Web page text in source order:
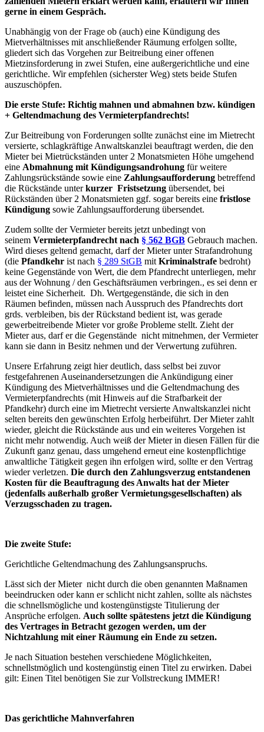
gerne in einem Gespräch.
Unabhängig von der Frage ob (auch) eine Kündigung des
Mietverhältnisses mit anschließender Räumung erfolgen sollte,
gliedert sich das Vorgehen zur Beitreibung einer offenen
Mietzinsforderung in zwei Stufen, eine außergerichtliche und eine
gerichtliche. Wir empfehlen (sicherster Weg) stets beide Stufen
auszuschöpfen.
Die erste Stufe: Richtig mahnen und abmahnen bzw. kündigen
+ Geltendmachung des Vermieterpfandrechts!
Zur Beitreibung von Forderungen sollte zunächst eine im Mietrecht
versierte, schlagkräftige Anwaltskanzlei beauftragt werden, die den
Mieter bei Mietrückständen unter 2 Monatsmieten Höhe umgehend
eine Abmahnung mit Kündigungsandrohung für weitere
Zahlungsrückstände sowie eine Zahlungsaufforderung betreffend
die Rückstände unterkurzer Fristsetzung übersendet, bei
Rückständen über 2 Monatsmieten ggf. sogar bereits eine fristlose
Kündigung sowie Zahlungsaufforderung übersendet.
Zudem sollte der Vermieter bereits jetzt unbedingt von
seinem Vermieterpfandrecht nach § 562 BGB Gebrauch machen.
Wird dieses geltend gemacht, darf der Mieter unter Strafandrohung
(die Pfandkehr ist nach § 289 StGB mit Kriminalstrafe bedroht)
keine Gegenstände von Wert, die dem Pfandrecht unterliegen, mehr
aus der Wohnung / den Geschäftsräumen verbringen., es sei denn er
leistet eine Sicherheit. Dh. Wertgegenstände, die sich in den
Räumen befinden, müssen nach Ausspruch des Pfandrechts dort
grds. verbleiben, bis der Rückstand bedient ist, was gerade
gewerbeitreibende Mieter vor große Probleme stellt. Zieht der
Mieter aus, darf er die Gegenstände nicht mitnehmen, der Vermieter
kann sie dann in Besitz nehmen und der Verwertung zuführen.
Unsere Erfahrung zeigt hier deutlich, dass selbst bei zuvor
festgefahrenen Auseinandersetzungen die Ankündigung einer
Kündigung des Mietverhältnisses und die Geltendmachung des
Vermieterpfandrechts (mit Hinweis auf die Strafbarkeit der
Pfandkehr) durch eine im Mietrecht versierte Anwaltskanzlei nicht
selten bereits den gewünschten Erfolg herbeiführt. Der Mieter zahlt
wieder, gleicht die Rückstände aus und ein weiteres Vorgehen ist
nicht mehr notwendig. Auch weiß der Mieter in diesen Fällen für die
Zukunft ganz genau, dass umgehend erneut eine kostenpflichtige
anwaltliche Tätigkeit gegen ihn erfolgen wird, sollte er den Vertrag
wieder verletzen. Die durch den Zahlungsverzug entstandenen
Kosten für die Beauftragung des Anwalts hat der Mieter
(jedenfalls außerhalb großer Vermietungsgesellschaften) als
Verzugsschaden zu tragen.
Die zweite Stufe:
Gerichtliche Geltendmachung des Zahlungsanspruchs.
Lässt sich der Mieter nicht durch die oben genannten Maßnamen
beeindrucken oder kann er schlicht nicht zahlen, sollte als nächstes
die schnellsmögliche und kostengünstigste Titulierung der
Ansprüche erfolgen. Auch sollte spätestens jetzt die Kündigung
des Vertrages in Betracht gezogen werden, um der
Nichtzahlung mit einer Räumung ein Ende zu setzen.
Je nach Situation bestehen verschiedene Möglichkeiten,
schnellstmöglich und kostengünstig einen Titel zu erwirken. Dabei
gilt: Einen Titel benötigen Sie zur Vollstreckung IMMER!
Das gerichtliche Mahnverfahren